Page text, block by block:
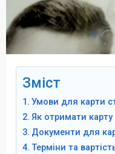
Зміст
Умови для карти
Як отримати
Документи для
Терміни та